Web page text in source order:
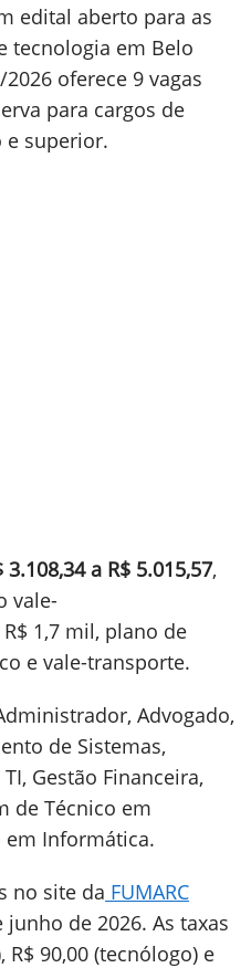
edital aberto para as
tecnologia em Belo
oferece 9 vagas
para cargos de
e superior.
3.108,34 a R$ 5.015,57,
vale-
1,7 mil, plano de
e vale-transporte.
Advogado,
de Sistemas,
Gestão Financeira,
de Técnico em
em Informática.
no site da FUMARC
de 2026. As taxas
R$ 90,00 (tecnólogo) e